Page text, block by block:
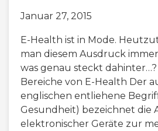
Januar 27, 2015
E-Health ist in Mode.
man diesem Ausdruck
was genau steckt
Bereiche von E-Health Der
englischen entliehene
Gesundheit) bezeichnet die
elektronischer Geräte zur